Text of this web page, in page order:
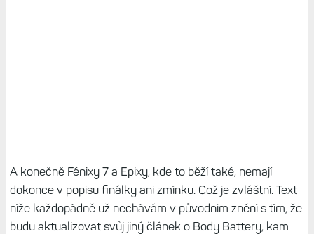
A konečně Fénixy 7 a Epixy, kde to běží také, nemají
dokonce v popisu finálky ani zmínku. Což je zvláštní. Text
níže každopádně už nechávám v původním znění s tím, že
budu aktualizovat svůj jiný článek o Body Battery, kam